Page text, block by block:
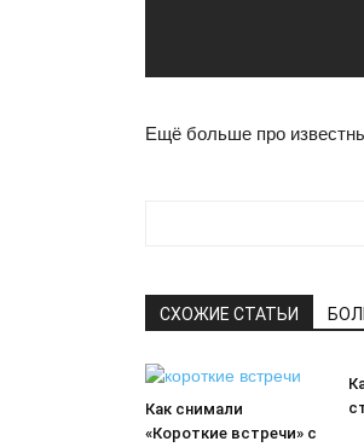
Ещё больше про
СХОЖИЕ СТАТЬИ
Как снимали
«Короткие встречи» с